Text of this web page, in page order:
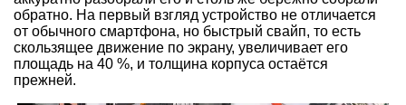
обратно. На первый взгляд устройство не отличается
от обычного смартфона, но быстрый свайп, то есть
скользящее движение по экрану, увеличивает его
площадь на 40 %, и толщина корпуса остаётся
прежней.